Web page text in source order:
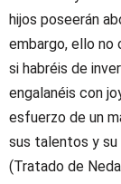
hijos poseerán
embargo, ello no
si habréis de
engalanéis con
esfuerzo de un
sus talentos y su
(Tratado de